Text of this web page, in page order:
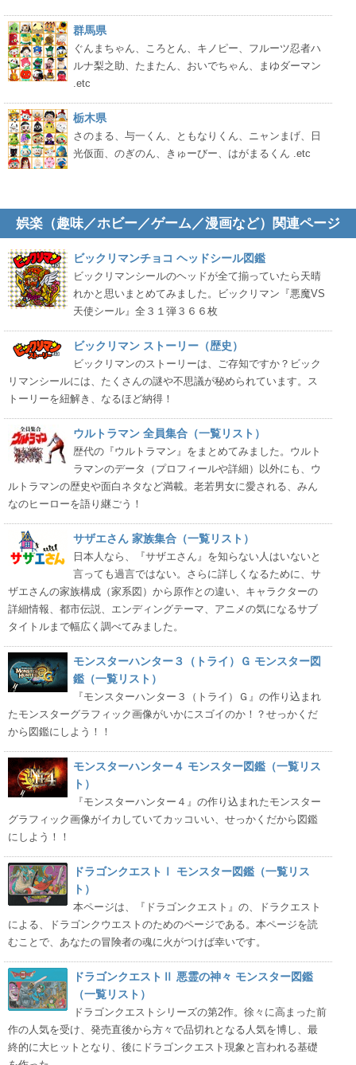
群馬県
ぐんまちゃん、ころとん、キノピー、フルーツ忍者ハ
ルナ梨之助、たまたん、おいでちゃん、まゆダーマン
.etc
栃木県
さのまる、与一くん、ともなりくん、ニャンまげ、日
光仮面、のぎのん、きゅーびー、はがまるくん .etc
娯楽（趣味／ホビー／ゲーム／漫画など）関連ページ
ビックリマンチョコ ヘッドシール図鑑
ビックリマンシールのヘッドが全て揃っていたら天晴
れかと思いまとめてみました。ビックリマン『悪魔VS
天使シール』全３１弾３６６枚
ビックリマン ストーリー（歴史）
ビックリマンのストーリーは、ご存知ですか？ビック
リマンシールには、たくさんの謎や不思議が秘められています。ス
トーリーを紐解き、なるほど納得！
ウルトラマン 全員集合（一覧リスト）
歴代の『ウルトラマン』をまとめてみました。ウルト
ラマンのデータ（プロフィールや詳細）以外にも、ウ
ルトラマンの歴史や面白ネタなど満載。老若男女に愛される、みん
なのヒーローを語り継ごう！
サザエさん 家族集合（一覧リスト）
日本人なら、『サザエさん』を知らない人はいないと
言っても過言ではない。さらに詳しくなるために、サ
ザエさんの家族構成（家系図）から原作との違い、キャラクターの
詳細情報、都市伝説、エンディングテーマ、アニメの気になるサブ
タイトルまで幅広く調べてみました。
モンスターハンター３（トライ）Ｇ モンスター図
鑑（一覧リスト）
『モンスターハンター３（トライ）Ｇ』の作り込まれ
たモンスターグラフィック画像がいかにスゴイのか！？せっかくだ
から図鑑にしよう！！
モンスターハンター４ モンスター図鑑（一覧リス
ト）
『モンスターハンター４』の作り込まれたモンスター
グラフィック画像がイカしていてカッコいい、せっかくだから図鑑
にしよう！！
ドラゴンクエストⅠ モンスター図鑑（一覧リス
ト）
本ページは、『ドラゴンクエスト』の、ドラクエスト
による、ドラゴンクウエストのためのページである。本ページを読
むことで、あなたの冒険者の魂に火がつけば幸いです。
ドラゴンクエストⅡ 悪霊の神々 モンスター図鑑
（一覧リスト）
ドラゴンクエストシリーズの第2作。徐々に高まった前
作の人気を受け、発売直後から方々で品切れとなる人気を博し、最
終的に大ヒットとなり、後にドラゴンクエスト現象と言われる基礎